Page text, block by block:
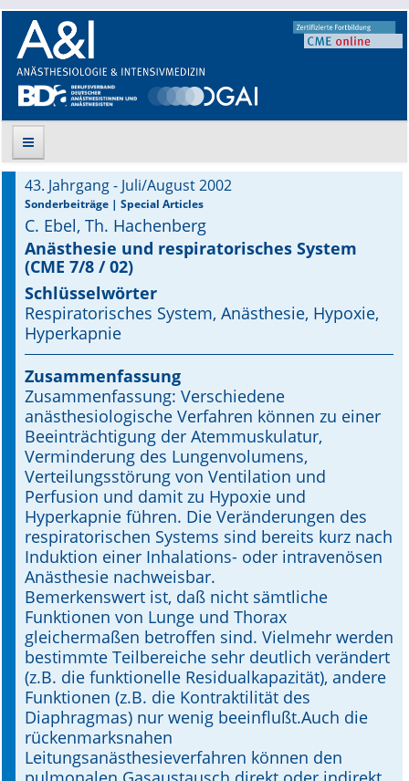
Suche
Aktuelle Ausgabe
Leitlinien
Archiv
Supplements OrphanAnesthesia
Online First
A&I English
Mediadaten
Autoren-Service
Bestell-Service
Stellenmarkt
Kongresskalender
43. Jahrgang - Juli/August 2002
Sonderbeiträge | Special Articles
C. Ebel, Th. Hachenberg
Anästhesie und respiratorisches System
(CME 7/8 / 02)
Schlüsselwörter
Respiratorisches System, Anästhesie, Hypoxie,
Hyperkapnie
Zusammenfassung
Zusammenfassung: Verschiedene
anästhesiologische Verfahren können zu einer
Beeinträchtigung der Atemmuskulatur,
Verminderung des Lungenvolumens,
Verteilungsstörung von Ventilation und
Perfusion und damit zu Hypoxie und
Hyperkapnie führen. Die Veränderungen des
respiratorischen Systems sind bereits kurz nach
Induktion einer Inhalations- oder intravenösen
Anästhesie nachweisbar.
Bemerkenswert ist, daß nicht sämtliche
Funktionen von Lunge und Thorax
gleichermaßen betroffen sind. Vielmehr werden
bestimmte Teilbereiche sehr deutlich verändert
(z.B. die funktionelle Residualkapazität), andere
Funktionen (z.B. die Kontraktilität des
Diaphragmas) nur wenig beeinflußt.Auch die
rückenmarksnahen
Leitungsanästhesieverfahren können den